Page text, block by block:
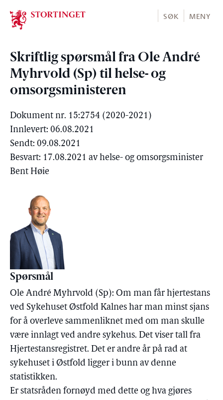
Stortinget.no
SØK MENY
Skriftlig spørsmål fra Ole André
Myhrvold (Sp) til helse- og
omsorgsministeren
Dokument nr. 15:2754 (2020-2021)
Innlevert: 06.08.2021
Sendt: 09.08.2021
Besvart: 17.08.2021 av helse- og omsorgsminister
Bent Høie
Spørsmål
Ole André Myhrvold (Sp): Om man får hjertestans
ved Sykehuset Østfold Kalnes har man minst sjans
for å overleve sammenliknet med om man skulle
være innlagt ved andre sykehus. Det viser tall fra
Hjertestansregistret. Det er andre år på rad at
sykehuset i Østfold ligger i bunn av denne
statistikken.
Er statsråden fornøyd med dette og hva gjøres